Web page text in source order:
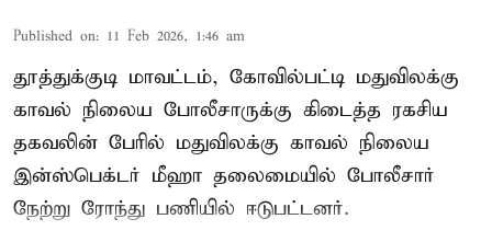
Published on: 11 Feb 2026, 1:46 am
தூத்துக்குடி மாவட்டம், கோவில்பட்டி மதுவிலக்கு
காவல் நிலைய போலீசாருக்கு கிடைத்த ரகசிய
தகவலின் பேரில் மதுவிலக்கு காவல் நிலைய
இன்ஸ்பெக்டர் மீஹா தலைமையில் போலீசார்
நேற்று ரோந்து பணியில் ஈடுபட்டனர்.